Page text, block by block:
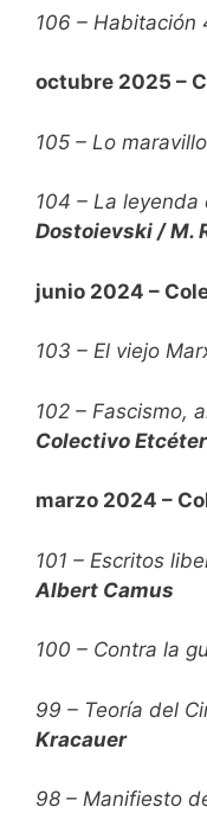
106 – Habitación
octubre 2025 –
105 – Lo
104 – La
Dostoievski / M.
junio 2024 –
103 – El viejo
102 – Fascismo,
Colectivo
marzo 2024 –
101 – Escritos
Albert Camus
100 – Contra la
99 – Teoría del
Kracauer
98 – Manifiesto